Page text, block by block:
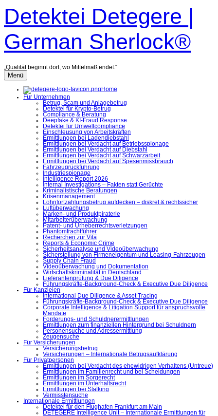
Inhalt
überspringen
Detektei Detegere |
German Sherlock®
„Qualität beginnt dort, wo Mittelmaß endet.“
Menü
Home
Für Unternehmen
Betrug, Scam und Anlagebetrug
Detektei für Krypto-Betrug
Compliance & Beratung
Deepfake & KI-Fraud Response
Detektei für Umweltcompliance
Einschleusung von Arbeitskräften
Ermittlungen bei Ladendiebstahl
Ermittlungen bei Verdacht auf Betriebsspionage
Ermittlungen bei Verdacht auf Diebstahl
Ermittlungen bei Verdacht auf Schwarzarbeit
Ermittlungen bei Verdacht auf Spesenmissbrauch
Fahrzeugrückführung
Industriespionage
Intelligence Report 2026
Internal Investigations – Fakten statt Gerüchte
Kriminalistische Beratungen
Krisenmanagement
Lohnfortzahlungsbetrug aufdecken – diskret & rechtssicher
Luftüberwachung
Marken- und Produktpiraterie
Mitarbeiterüberwachung
Patent- und Urheberrechtsverletzungen
Phantomfrachtführer
Recherchen zur Vita
Reports & Economic Crime
Sicherheitsanalyse und Videoüberwachung
Sicherstellung von Firmeneigentum und Leasing-Fahrzeugen
Supply Chain Fraud
Videoüberwachung und Dokumentation
Wirtschaftskriminalität in Deutschland
Lieferantenprüfung & Due Diligence
Führungskräfte-Background-Check & Executive Due Diligence
Für Kanzleien
International Due Diligence & Asset Tracing
Führungskräfte-Background-Check & Executive Due Diligence
Corporate Intelligence & Litigation Support für anspruchsvolle
Mandate
Forderungs- und Schuldnerermittlungen
Ermittlungen zum finanziellen Hintergrund bei Schuldnern
Personensuche und Adressermittlung
Zeugensuche
Für Versicherungen
Versicherungsbetrug
Versicherungen – Internationale Betrugsaufklärung
Für Privatpersonen
Ermittlungen bei Verdacht des ehewidrigen Verhaltens (Untreue)
Ermittlungen im Familienrecht und bei Scheidungen
Ermittlungen im Sorgerecht
Ermittlungen im Unterhaltsrecht
Ermittlungen bei Stalking
Vermisstensuche
Internationale Ermittlungen
Detektei für den Flughafen Frankfurt am Main
DETEGERE Intelligence Unit – Internationale Ermittlungen für